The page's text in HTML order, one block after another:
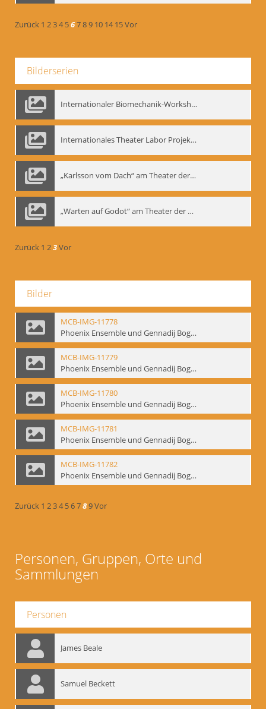
Zurück 1 234 56789 10 14 15Vor
Bilderserien
Internationaler Biomechanik-Workshop, Moskau 1993
Internationales Theater Labor Projekt: Play Don Juan
„Karlsson vom Dach“ am Theater der Satire, Moskau 1985
„Warten auf Godot“ am Theater der Saire, Moskau 1980er
Zurück 1 23Vor
Bilder
MCB-IMG-11778
Phoenix Ensemble und Gennadij Bogdanow; BM-img-105-4
MCB-IMG-11779
Phoenix Ensemble und Gennadij Bogdanow; BM-img-105-5
MCB-IMG-11780
Phoenix Ensemble und Gennadij Bogdanow; BM-img-105-6
MCB-IMG-11781
Phoenix Ensemble und Gennadij Bogdanow; BM-img-105-7
MCB-IMG-11782
Phoenix Ensemble und Gennadij Bogdanow; BM-img-105-8
Zurück 1 234 56789Vor
Personen, Gruppen, Orte und
Sammlungen
Personen
James Beale
Samuel Beckett